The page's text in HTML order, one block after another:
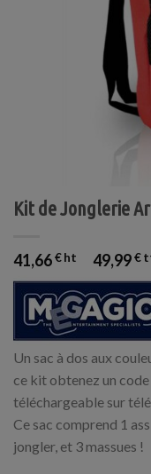
Kit de Jonglerie
41,66€ 49,99€
Un sac à dos aux
ce kit obtenez un
téléchargeable sur
Ce sac comprend 1
jongler, et 3 massues !